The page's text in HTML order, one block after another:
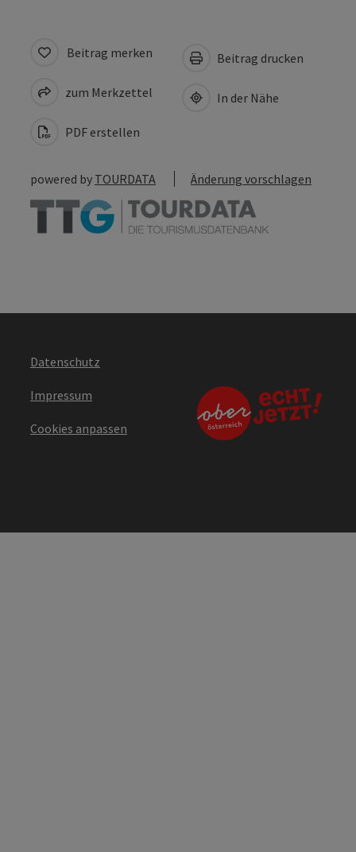
Beitrag merken
zum Merkzettel
PDF erstellen
Beitrag drucken
In der Nähe
powered by TOURDATA Änderung vorschlagen
Datenschutz
Impressum
Cookies anpassen